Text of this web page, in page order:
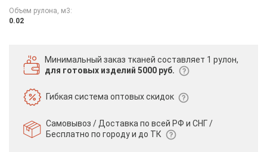
Объем рулона, м3:
0.02
Минимальный заказ тканей составляет 1 рулон,
для готовых изделий 5000 руб.
Гибкая системаоптовых скидок
Самовывоз / Доставка по всей РФ и СНГ /
Бесплатно по городу и до ТК